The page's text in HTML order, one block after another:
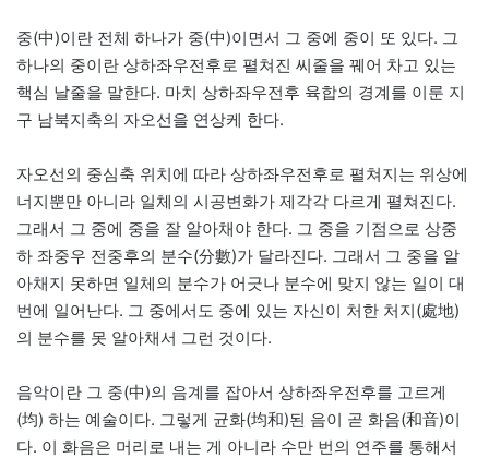
중(中)이란 전체 하나가 중(中)이면서 그 중에 중이 또 있다. 그
하나의 중이란 상하좌우전후로 펼쳐진 씨줄을 꿰어 차고 있는
핵심 날줄을 말한다. 마치 상하좌우전후 육합의 경계를 이룬 지
구 남북지축의 자오선을 연상케 한다.
자오선의 중심축 위치에 따라 상하좌우전후로 펼쳐지는 위상에
너지뿐만 아니라 일체의 시공변화가 제각각 다르게 펼쳐진다.
그래서 그 중에 중을 잘 알아채야 한다. 그 중을 기점으로 상중
하 좌중우 전중후의 분수(分數)가 달라진다. 그래서 그 중을 알
아채지 못하면 일체의 분수가 어긋나 분수에 맞지 않는 일이 대
번에 일어난다. 그 중에서도 중에 있는 자신이 처한 처지(處地)
의 분수를 못 알아채서 그런 것이다.
음악이란 그 중(中)의 음계를 잡아서 상하좌우전후를 고르게
(均) 하는 예술이다. 그렇게 균화(均和)된 음이 곧 화음(和音)이
다. 이 화음은 머리로 내는 게 아니라 수만 번의 연주를 통해서